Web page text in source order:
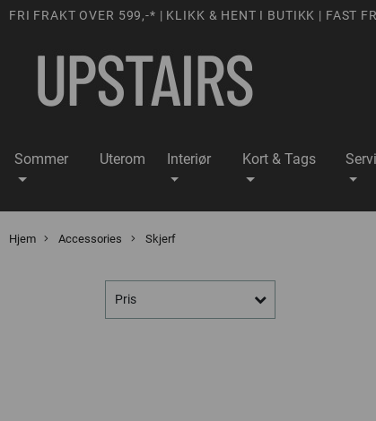
FRI FRAKT OVER 599,-* | KLIKK & HENT I BUTIKK | FAST
Sommer Uterom Interiør Kort & Tags
Hjem Accessories Skjerf
Pris